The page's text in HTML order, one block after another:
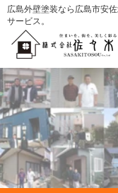
広島外壁塗装なら広島市安
サービス。